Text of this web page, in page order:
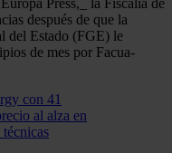
después de que la
del Estado (FGE) le
de mes por Facua-